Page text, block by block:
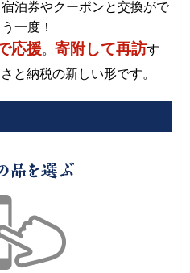
泊券やクーポンと交換がで
一度！
応援。寄附して再訪す
と納税の新しい形です。